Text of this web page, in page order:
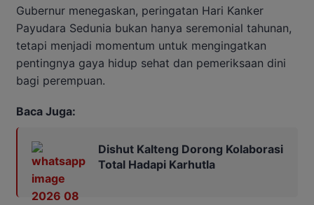
Gubernur menegaskan, peringatan Hari Kanker
Payudara Sedunia bukan hanya seremonial tahunan,
tetapi menjadi momentum untuk mengingatkan
pentingnya gaya hidup sehat dan pemeriksaan dini
bagi perempuan.
Baca Juga:
Dishut Kalteng Dorong Kolaborasi
Total Hadapi Karhutla